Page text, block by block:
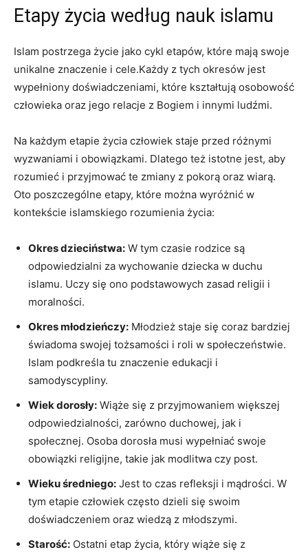
Etapy życia według nauk islamu
Islam postrzega życie jako cykl etapów, które mają swoje
unikalne znaczenie i cele.Każdy z tych okresów jest
wypełniony doświadczeniami, które kształtują osobowość
człowieka oraz jego relacje z Bogiem i innymi ludźmi.
Na każdym etapie życia człowiek staje przed różnymi
wyzwaniami i obowiązkami. Dlatego też istotne jest, aby
rozumieć i przyjmować te zmiany z pokorą oraz wiarą.
Oto poszczególne etapy, które można wyróżnić w
kontekście islamskiego rozumienia życia:
Okres dzieciństwa: W tym czasie rodzice są
odpowiedzialni za wychowanie dziecka w duchu
islamu. Uczy się ono podstawowych zasad religii i
moralności.
Okres młodzieńczy: Młodzież staje się coraz bardziej
świadoma swojej tożsamości i roli w społeczeństwie.
Islam podkreśla tu znaczenie edukacji i
samodyscypliny.
Wiek dorosły: Wiąże się z przyjmowaniem większej
odpowiedzialności, zarówno duchowej, jak i
społecznej. Osoba dorosła musi wypełniać swoje
obowiązki religijne, takie jak modlitwa czy post.
Wieku średniego: Jest to czas refleksji i mądrości. W
tym etapie człowiek często dzieli się swoim
doświadczeniem oraz wiedzą z młodszymi.
Starość: Ostatni etap życia, który wiąże się z